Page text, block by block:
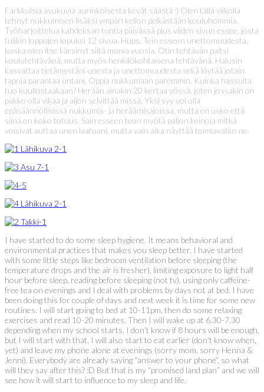
Farkkuisia asukuvia aurinkoisesta kevät säästä :) Olen tällä viikolla
tehnyt nukkumisen lisäksi ympäri kellon pelkästään kouluhommia.
Työharjoittelua kahdeksan tuntia päivässä plus viiden sivun essee, josta
tulikin loppujen lopuksi 12 sivua. Hups. Tein esseen unettomuudesta,
koska olen itse kärsinyt siitä monia vuosia. Otin tehtävän paitsi
koulutehtävänä, mutta myös henkilökohtaisena tehtävänä. Halusin
kasvattaa tietämystäni unesta ja unettomuudesta sekä löytää jotain
tapoja parantaa untani. Oppia nukkumaan paremmin. Kuinka hassulta
tuo kuullostaakaan? Herään ainakin 20 kertaa yössä, joten jossakin on
pakko olla vikaa ja aijon selvittää missä. Yksi syy voi olla
epäsäännöllisissä nukkumis- ja heräämisajoissa, mutta en usko että
siinä on koko totuus. Sain esseen teon myötä paljon keinoja mitkä
voisivat auttaa unen laatuani, mutta vain aika näyttää toimiavatko ne.
I have started to do some sleep hygiene. It means behavioral and
environmental practices that makes you sleep better. I have started
with some little steps like bedroom ventilation before sleeping (the
temperature drops and the air is fresher), limiting exposure to light half
hour before sleep, reading before sleeping (not tv), using only caffeine-
free tea on evenings and I deal with problems by days not at bed. I have
been doing this for couple of days and next week it is time for some new
routines. I will start going to bed at 10-11pm, then do some relaxing
exercises and read 10-20 minutes. Then I will wake up at 6.30-7.30
depending when my school starts. I don’t know if 8 hours will be enough,
but I will start with that. I will also start to eat earlier (don’t know when,
yet) and leave my phone alone at evenings (sorry mom, sorry Henna &
Jenni). Everybody are already saying “answer to your phone”, so what
will they say after this? :D But that is my “promised land plan” and we will
see how it will start to influence to my sleep and life.